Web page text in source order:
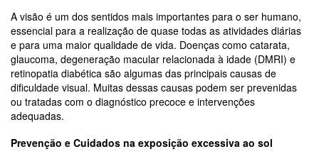
A visão é um dos sentidos mais importantes para o ser humano,
essencial para a realização de quase todas as atividades diárias
e para uma maior qualidade de vida. Doenças como catarata,
glaucoma, degeneração macular relacionada à idade (DMRI) e
retinopatia diabética são algumas das principais causas de
dificuldade visual. Muitas dessas causas podem ser prevenidas
ou tratadas com o diagnóstico precoce e intervenções
adequadas.
Prevenção e Cuidados na exposição excessiva ao sol